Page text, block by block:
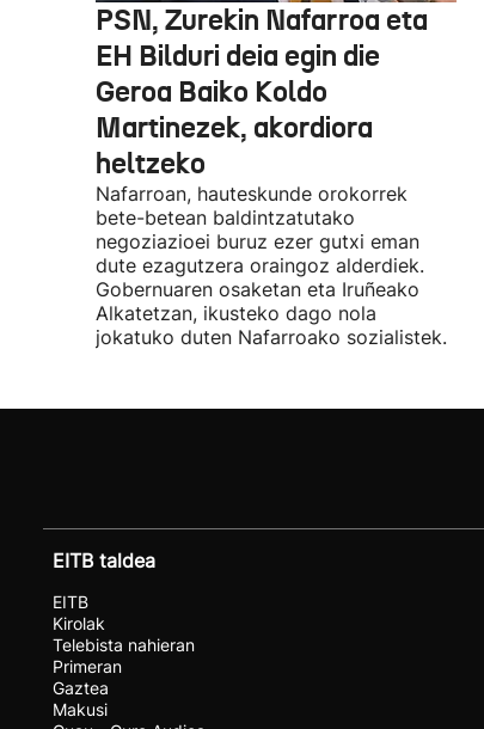
PSN, Zurekin Nafarroa eta
EH Bilduri deia egin die
Geroa Baiko Koldo
Martinezek, akordiora
heltzeko
Nafarroan, hauteskunde orokorrek
bete-betean baldintzatutako
negoziazioei buruz ezer gutxi eman
dute ezagutzera oraingoz alderdiek.
Gobernuaren osaketan eta Iruñeako
Alkatetzan, ikusteko dago nola
jokatuko duten Nafarroako sozialistek.
EITB taldea
EITB
Kirolak
Telebista nahieran
Primeran
Gaztea
Makusi